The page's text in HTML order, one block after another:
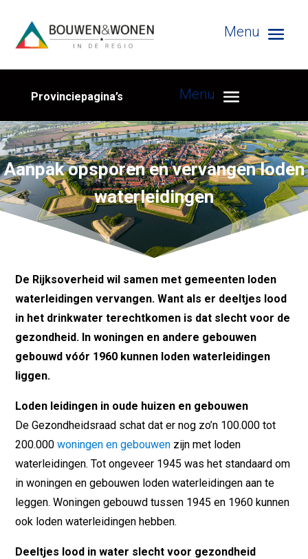
Provinciepagina’s
Aanpak opsporen en vervangen loden
waterleidingen
De Rijksoverheid wil samen met gemeenten loden
waterleidingen vervangen. Want als er deeltjes lood
in het drinkwater terechtkomen is dat slecht voor de
gezondheid. In woningen en andere gebouwen
gebouwd vóór 1960 kunnen loden waterleidingen
liggen.
Loden leidingen in oude huizen en gebouwen
De Gezondheidsraad schat dat er nog zo’n 100.000 tot
200.000woningen en gebouwen zijn met loden
waterleidingen. Tot ongeveer 1945 was het standaard om
in woningen en gebouwen loden waterleidingen aan te
leggen. Woningen gebouwd tussen 1945 en 1960 kunnen
ook loden waterleidingen hebben.
Deeltjes lood in water slecht voor gezondheid